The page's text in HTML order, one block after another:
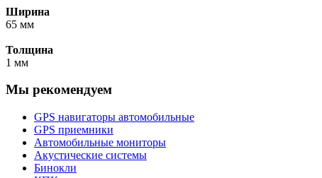
Ширина
65 мм
Толщина
1 мм
Мы рекомендуем
GPS навигаторы автомобильные
GPS приемники
Автомобильные мониторы
Акустические системы
Бинокли